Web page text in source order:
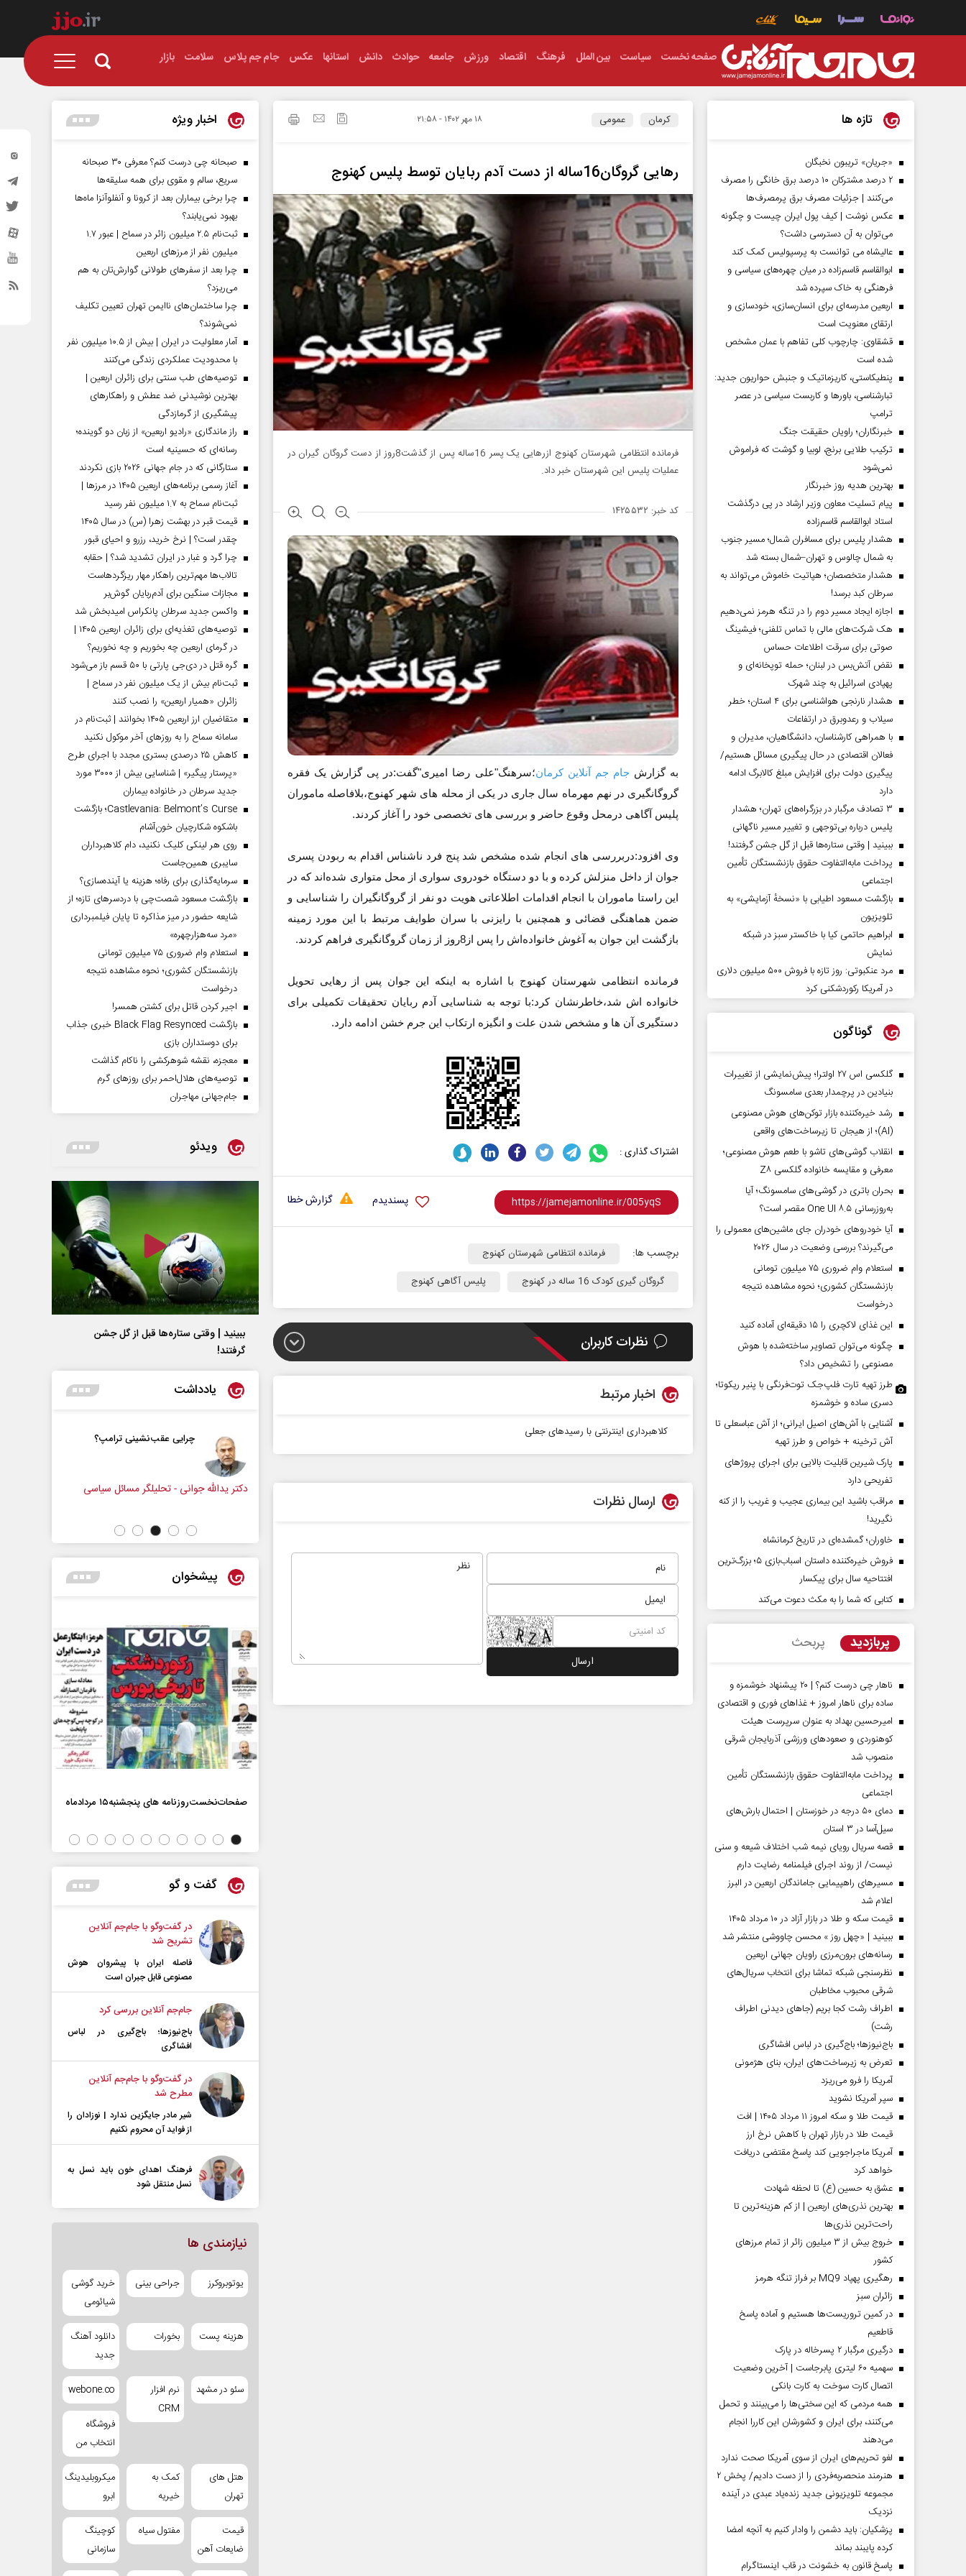
صفحه نخست سیاست بین الملل فرهنگ اقتصاد ورزش جامعه حوادث دانش استانها عکس جام جم پلاس سلامت بازار
کرمان عمومی ۱۸ مهر ۱۴۰۲ - ۲۱:۵۸
رهایی گروگان16ساله از دست آدم ربایان توسط پلیس کهنوج
فرمانده انتظامی شهرستان کهنوج ازرهایی یک پسر 16ساله پس از گذشت8روز از دست گروگان گیران در
عملیات پلیس این شهرستان خبر داد.
کد خبر: ۱۴۲۵۵۳۲
به گزارش جام جم آنلاین کرمان؛سرهنگ"علی رضا امیری"گفت:در پی گزارش یک فقره
گروگانگیری در نهم مهرماه سال جاری در یکی از محله های شهر کهنوج،بلافاصله ماموران
پلیس آگاهی درمحل وقوع حاضر و بررسی های تخصصی خود را آغاز کردند.
وی افزود:دربررسی های انجام شده مشخص شد پنج فرد ناشناس اقدام به ربودن پسری
جوان از داخل منزلش كرده و با دو دستگاه خودروی سواری از محل متواری شده‌اند که در
این راستا ماموران با انجام اقدامات اطلاعاتی هویت دو نفر از گروگانگیران را شناسایی و
ضمن هماهنگی قضائی و همچنین با رایزنی با سران طوایف مرتبط با این مورد زمینه
بازگشت این جوان به آغوش خانواده‌اش را پس از8روز از زمان گروگانگیری فراهم کردند.
فرمانده انتظامی شهرستان کهنوج با اشاره به اینکه این جوان پس از رهایی تحویل
خانواده اش شد،خاطرنشان کرد:با توجه به شناسایی آدم ربایان تحقیقات تکمیلی برای
دستگیری آن ها و مشخص شدن علت و انگیزه ارتکاب این جرم خشن ادامه دارد.
اشتراک گذاری :
گزارش خطا پسندیدم
برچسب ها:
فرمانده انتظامی شهرستان کهنوج
گروگان گیری کودک 16 ساله در کهنوج
پلیس آگاهی کهنوج
نظرات کاربران
اخبار مرتبط
کلاهبرداری اینترنتی با رسیدهای جعلی
ارسال نظرات
تازه ها
«جریان» تریبون نخبگان
۲ درصد مشترکان ۱۰ درصد برق خانگی را مصرف
می‌کنند | جزئیات مصرف برق پرمصرف‌ها
عکس نوشت | کیف پول ایران چیست و چگونه
می‌توان به آن دسترسی داشت؟
عالیشاه می توانست به پرسپولیس کمک کند
ابوالقاسم قاسم‌زاده در میان چهره‌های سیاسی و
فرهنگی به خاک سپرده شد
اربعین مدرسه‌ای برای انسان‌سازی، خودسازی و
ارتقای معنویت است
قشقاوی: چارچوب کلی تفاهم با عمان مشخص
شده است
پنطیکاستی، کاریزماتیک و جنبش حواریون جدید:
تبارشناسی، باور‌ها و کاربست سیاسی در عصر
ترامپ
خبرنگاران؛ راویان حقیقت جنگ
ترکیب طلایی برنج، لوبیا و گوشت که فراموش
نمی‌شود
بهترین هدیه روز خبرنگار
پیام تسلیت معاون وزیر ارشاد در پی درگذشت
استاد ابوالقاسم قاسم‌زاده
هشدار پلیس برای مسافران شمال؛ مسیر جنوب
به شمال چالوس و تهران–شمال بسته شد
هشدار متخصصان؛ هپاتیت خاموش می‌تواند به
سرطان کبد برسد!
اجازه ایجاد مسیر دوم را در تنگه هرمز نمی‌دهیم
هک شرکت‌های مالی با تماس تلفنی؛ فیشینگ
صوتی برای سرقت اطلاعات حساس
نقض آتش‌بس در لبنان؛ حمله توپخانه‌ای و
پهپادی اسرائیل به چند شهرک
هشدار نارنجی هواشناسی برای ۴ استان؛ خطر
سیلاب و رعدوبرق در ارتفاعات
با همراهی کارشناسان، دانشگاهیان، مدیران و
فعالان اقتصادی در حال پیگیری مسائل هستیم/
پیگیری دولت برای افزایش مبلغ کالابرگ ادامه
دارد
۳ تصادف مرگبار در بزرگراه‌های تهران؛ هشدار
پلیس درباره بی‌توجهی و تغییر مسیر ناگهانی
ببینید | وقتی ستاره‌ها قبل از گل جشن گرفتند!
پرداخت مابه‌التفاوت حقوق بازنشستگان تأمین
اجتماعی
بازگشت مسعود اطیابی با «نسخهٔ آزمایشی» به
تلویزیون
ابراهیم حاتمی کیا با خاکستر سبز در شبکه
نمایش
مرد عنکبوتی: روز تازه با فروش ۵۰۰ میلیون دلاری
در آمریکا رکوردشکنی کرد
گوناگون
گلکسی اس ۲۷ اولترا؛ پیش‌نمایشی از تغییرات
بنیادین در پرچمدار بعدی سامسونگ
رشد خیره‌کننده بازار توکن‌های هوش مصنوعی
(AI)؛ از هیجان تا زیرساخت‌های واقعی
انقلاب گوشی‌های تاشو‌ با طعم هوش مصنوعی؛
معرفی و مقایسه خانواده گلکسی Z۸
بحران باتری در گوشی‌های سامسونگ؛ آیا
به‌روزرسانی One UI ۸.۵ مقصر است؟
آیا خودروهای خودران جای ماشین‌های معمولی را
می‌گیرند؟ بررسی وضعیت در سال ۲۰۲۶
استعلام وام ضروری ۷۵ میلیون تومانی
بازنشستگان کشوری؛ نحوه مشاهده نتیجه
درخواست
این غذای لاکچری را ۱۵ دقیقه‌ای آماده کنید
چگونه می‌توان تصاویر ساخته‌شده با هوش
مصنوعی را تشخیص داد؟
طرز تهیه تارت فلپ‌جک توت‌فرنگی با پنیر ریکوتا؛
دسری ساده و خوشمزه
آشنایی با آش‌های اصیل ایرانی؛ از آش عباسعلی تا
آش ترخینه + خواص و طرز تهیه
پارک شیرین قابلیت‌ بالایی برای اجرای پروژهای
تفریحی دارد
مراقب باشید این بیماری عجیب و غریب را از کنه
نگیرید!
خاوران؛ گمشده‌ای در تاریخ کرمانشاه
فروش خیره‌کننده داستان اسباب‌بازی ۵؛ بزرگ‌ترین
افتتاحیه سال برای پیکسار
کتابی که شما را به مکث دعوت می‌کند
پربازدید پربحث
ناهار چی درست کنم؟ | ۲۰ پیشنهاد خوشمزه و
ساده برای ناهار امروز + غذاهای فوری و اقتصادی
امیرحسین بهداد به عنوان سرپرست هیئت
کوهنوردی و صعودهای ورزشی آذربایجان شرقی
منصوب شد
پرداخت مابه‌التفاوت حقوق بازنشستگان تأمین
اجتماعی
دمای ۵۰ درجه در خوزستان | احتمال بارش‌های
سیل‌آسا در ۳ استان
قصه سریال رویای نیمه شب اختلاف شیعه و سنی
نیست/ از روند اجرای فیلمنامه رضایت دارم
مسیر‌های راهپیمایی جاماندگان اربعین در البرز
اعلام شد
قیمت سکه و طلا در بازار آزاد در ۱۰ مرداد ۱۴۰۵
ببینید | «چهل روز » محسن چاووشی منتشر شد
رسانه‌های برون‌مرزی راویان جهانی اربعین
نظرسنجی شبکه تماشا برای انتخاب سریال‌های
شرقی محبوب مخاطبان
اطراف رشت کجا بریم (جاهای دیدنی اطراف
رشت)
باج‌نیوزها؛ باج‌گیری در لباس افشاگری
تعرض به زیرساخت‌های ایران، بنای هژمونی
آمریکا را فرو می‌ریزد
سپر آمریکا نشوید
قیمت طلا و سکه امروز ۱۱ مرداد ۱۴۰۵ | افت
قیمت طلا در بازار تهران با کاهش نرخ ارز
آمریکا ماجراجویی کند پاسخ مقتضی دریافت
خواهد کرد
عشق به حسین (ع) تا لحظه شهادت
بهترین نذری‌های اربعین | از کم هزینه‌ترین تا
راحت‌ترین نذری‌ها
خروج بیش از ۳ میلیون زائر از تمام مرز‌های
کشور
رهگیری پهپاد MQ9 بر فراز تنگه هرمز
‌زائران سبز
در کمین تروریست‌ها هستیم و آماده پاسخ
قاطعیم
درگیری مرگبار ۲ پسرخاله در پارک
سهمیه ۶۰ لیتری پابرجاست | آخرین وضعیت
اتصال کارت سوخت به کارت بانکی
همه مردمی که این سختی‌ها را می‌بینند و تحمل
می‌کنند، برای ایران و کشورشان این کاررا انجام
می‌دهند
لغو تحریم‌های ایران از سوی آمریکا صحت ندارد
هنرمند منحصر‌به‌فردی را از دست دادیم/ پخش ۲
مجموعه تلویزیونی جدید زنده‌یاد عبدی در آینده
نزدیک
پزشکیان: باید دشمن را وادار کنیم به آنچه امضا
کرده پایبند بماند
پاسخ قانون به خشونت در قاب اینستاگرام
اخبار ویژه
صبحانه چی درست کنم؟ معرفی ۳۰ صبحانه
سریع، سالم و مقوی برای همه سلیقه‌ها
چرا برخی بیماران بعد از کرونا و آنفلوآنزا ماه‌ها
بهبود نمی‌یابند؟
ثبت‌نام ۲.۵ میلیون زائر در سماح | عبور ۱.۷
میلیون نفر از مرز‌های اربعین
چرا بعد از سفرهای طولانی گوارش‌تان به هم
می‌ریزد؟
چرا ساختمان‌های ناایمن تهران تعیین تکلیف
نمی‌شوند؟
آمار معلولیت در ایران | بیش از ۱۰.۵ میلیون نفر
با محدودیت عملکردی زندگی می‌کنند
توصیه‌های طب سنتی برای زائران اربعین |
بهترین نوشیدنی ضد عطش و راهکارهای
پیشگیری از گرمازدگی
راز ماندگاری «رادیو اربعین» از زبان دو گوینده؛
رسانه‌ای که حسینیه است
ستارگانی که در جام جهانی ۲۰۲۶ بازی نکردند
آغاز رسمی برنامه‌های اربعین ۱۴۰۵ در مرز‌ها |
ثبت‌نام سماح به ۱.۷ میلیون نفر رسید
قیمت قبر در بهشت زهرا (س) در سال ۱۴۰۵
چقدر است؟ | نرخ خرید، رزرو و احیای قبور
چرا گرد و غبار در ایران تشدید شد؟ | حقابه
تالاب‌ها مهم‌ترین راهکار مهار ریزگردهاست
مجازات سنگین برای آدم‌ربایان گوش‌بر
واکسن جدید سرطان پانکراس امیدبخش شد
توصیه‌های تغذیه‌ای برای زائران اربعین ۱۴۰۵ |
در گرمای اربعین چه بخوریم و چه نخوریم؟
گره قتل در دی‌جی پارتی با ۵۰ قسم باز می‌شود
ثبت‌نام بیش از یک میلیون نفر در سماح |
زائران «همیار اربعین» را نصب کنند
متقاضیان ارز اربعین ۱۴۰۵ بخوانند | ثبت‌نام در
سامانه سماح را به روز‌های آخر موکول نکنید
کاهش ۲۵ درصدی بستری مجدد با اجرای طرح
«پرستار پیگیر» | شناسایی بیش از ۳۰۰۰ مورد
جدید سرطان در خانواده بیماران
Castlevania: Belmont’s Curse؛ بازگشت
باشکوه شکارچیان خون‌آشام
روی هر لینکی کلیک نکنید، دام کلاهبرداران
سایبری همین‌جاست
سرمایه‌گذاری برای رفاه؛ هزینه یا آینده‌سازی؟
بازگشت مسعود شصت‌چی با دردسر‌های تازه؛ از
شایعه حضور در میز مذاکره تا پایان فیلمبرداری
«مرد سه‌هزارچهره»
استعلام وام ضروری ۷۵ میلیون تومانی
بازنشستگان کشوری؛ نحوه مشاهده نتیجه
درخواست
اجیر کردن قاتل برای کشتن همسر!
بازگشت Black Flag Resynced خبری جذاب
برای دوستداران بازی
معجزه، نقشه شوهرکشی را ناکام گذاشت
توصیه‌های هلال‌احمر برای روز‌های گرم
جام‌جهانی مهاجران
ویدئو
ببینید | وقتی ستاره‌ها قبل از گل جشن
گرفتند!
یادداشت
کوتاه‏‌مدت و
اربعین نماد مقاومت در برابر
رحمت‌الله نوروزی - عضو کمیسیون اجتماعی
مجلس
همه مدافع حرم هستیم
تهران
نرگس خانعلی‌زاده - روزنامه‌نگار
چرایی عقب‌نشینی ترامپ؟
دکتر یدالله جوانی - تحلیلگر مسائل سیاسی
پیشخوان
صفحات نخست روزنامه ها‌ی‌سه‌شنبه ۶ مردادماه صفحات‌نخست‌روزنامه ها‌ی پنجشنبه‌۱۵ مردادماه
گفت و گو
در گفت‌و‌گو با جام‌جم آنلاین
تشریح شد
فاصله ایران با پیشرو‌ان هوش
مصنوعی قابل جبران است
جام‌جم آنلاین بررسی کرد
باج‌نیوزها؛ باج‌گیری در لباس
افشاگری
در گفت‌و‌گو با جام‌جم آنلاین
مطرح شد
شیر مادر جایگزین ندارد | نوزادان را
از فواید آن محروم نکنیم
فرهنگ اهدای خون باید نسل به
نسل منتقل شود
نیازمندی ها
یوتوبروکرز جراحی بینی
خرید گوشی
شیائومی
هزینه پست بخورات
دانلود آهنگ
جدید
سئو در مشهد
نرم افزار
CRM
webone.co
فروشگاه
انتخاب من
هتل های
تهران
کمک به
خیریه
میکروبلیدینگ
ابرو
قیمت
ضایعات آهن
مفتول سیاه
کوچینگ
سازمانی